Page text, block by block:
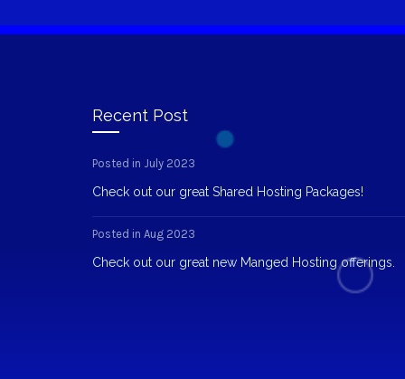
Recent Post
Posted in July 2023
Check out our great Shared Hosting Packages!
Posted in Aug 2023
Check out our great new Manged Hosting offerings.